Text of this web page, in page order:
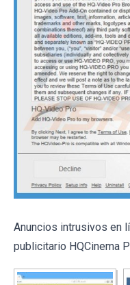
Anuncios intrusivos en
publicitario HQCinema